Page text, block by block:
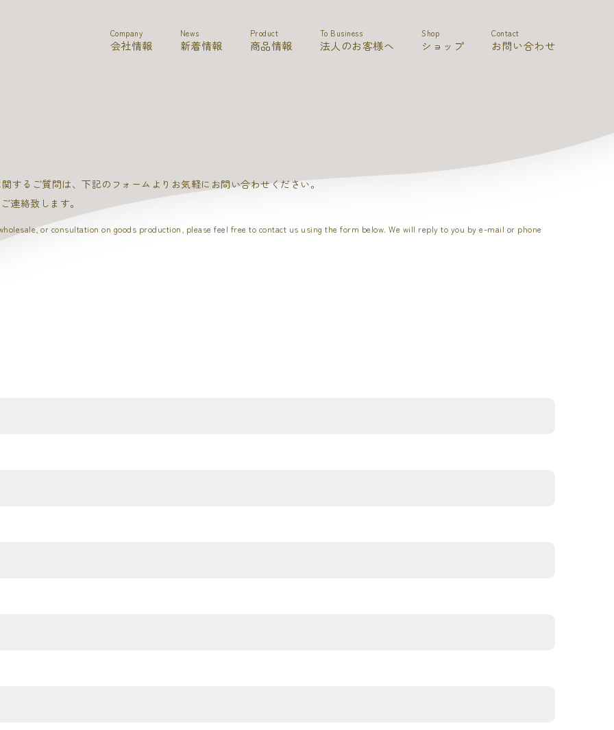
Company
会社情報
News
新着情報
Product
商品情報
To Business
法人のお客様へ
Shop
ショップ
Contact
お問い合わせ
するご質問は、下記のフォームよりお気軽にお問い合わせください。
連絡致します。
or consultation on goods production, please feel free to contact us using the form below. We will reply to you by e-mail or phone